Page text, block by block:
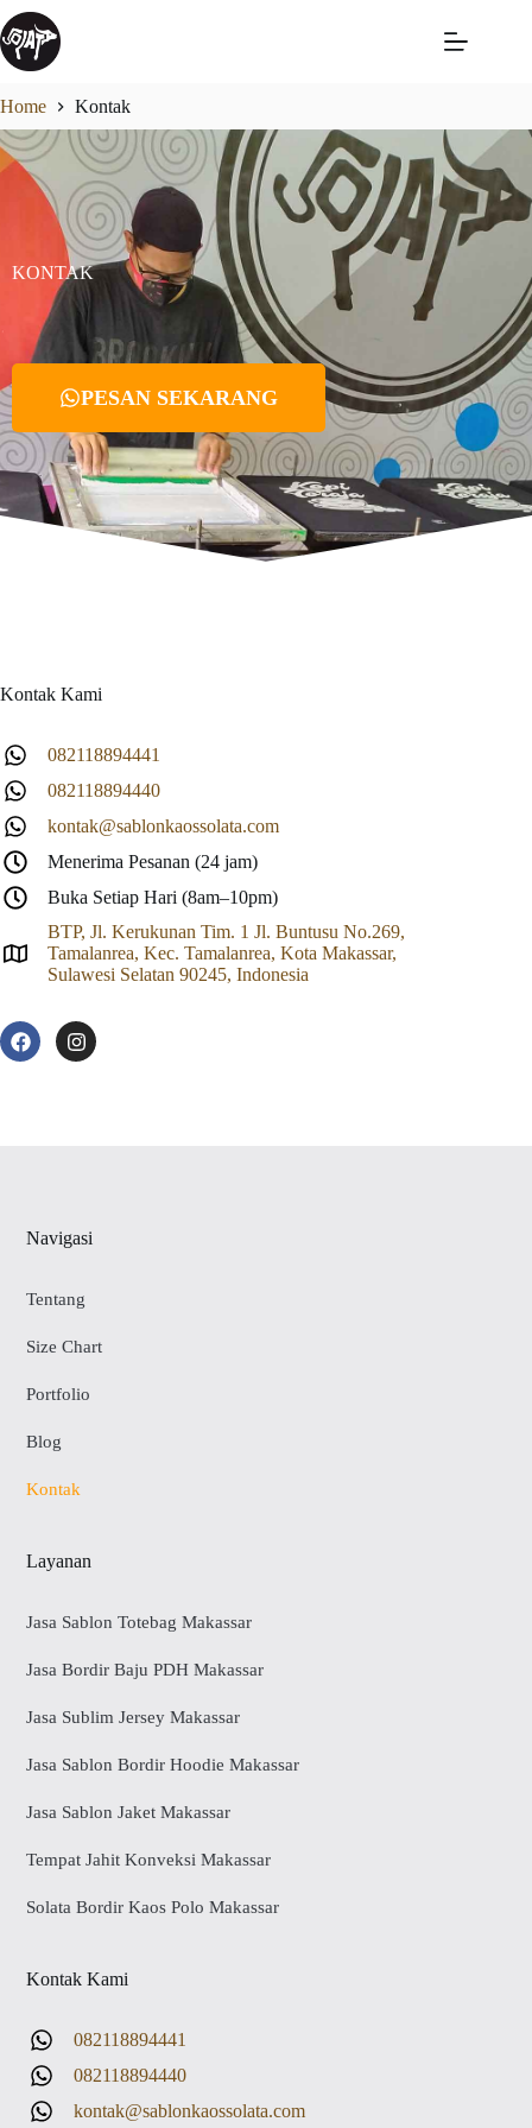
Home Kontak
KONTAK
PESAN SEKARANG
Kontak Kami
082118894441
082118894440
kontak@sablonkaossolata.com
Menerima Pesanan (24 jam)
Buka Setiap Hari (8am–10pm)
BTP, Jl. Kerukunan Tim. 1 Jl. Buntusu No.269,
Tamalanrea, Kec. Tamalanrea, Kota Makassar,
Sulawesi Selatan 90245, Indonesia
Navigasi
Tentang
Size Chart
Portfolio
Blog
Kontak
Layanan
Jasa Sablon Totebag Makassar
Jasa Bordir Baju PDH Makassar
Jasa Sublim Jersey Makassar
Jasa Sablon Bordir Hoodie Makassar
Jasa Sablon Jaket Makassar
Tempat Jahit Konveksi Makassar
Solata Bordir Kaos Polo Makassar
Kontak Kami
082118894441
082118894440
kontak@sablonkaossolata.com